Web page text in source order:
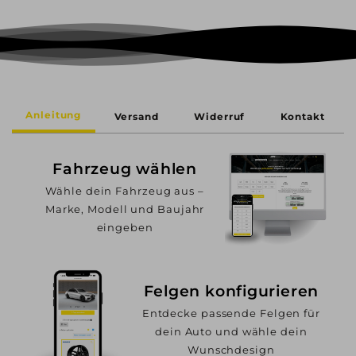
Anleitung Versand Widerruf Kontakt
Fahrzeug wählen
Wähle dein Fahrzeug aus –
Marke, Modell und Baujahr
eingeben
Felgen konfigurieren
Entdecke passende Felgen für
dein Auto und wähle dein
Wunschdesign